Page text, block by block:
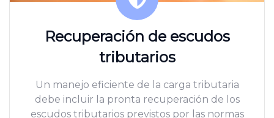
Recuperación de escudos
tributarios
Un manejo eficiente de la carga tributaria
debe incluir la pronta recuperación de los
escudos tributarios previstos por las normas